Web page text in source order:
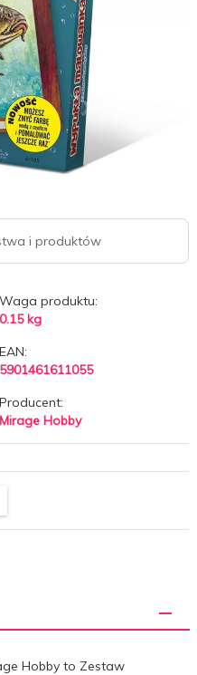
i produktów
Waga produktu:
0.15 kg
EAN:
5901461611055
Producent:
Mirage Hobby
Hobby to Zestaw